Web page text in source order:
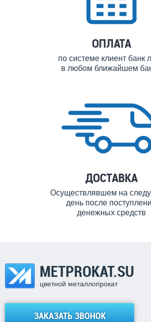
ОПЛАТА
по системе клиент банк
в любом ближайшем
ДОСТАВКА
Осуществлявшем на
день после
денежных средств
METPROKAT.SU
цветной металлопрокат
ЗАКАЗАТЬ ЗВОНОК